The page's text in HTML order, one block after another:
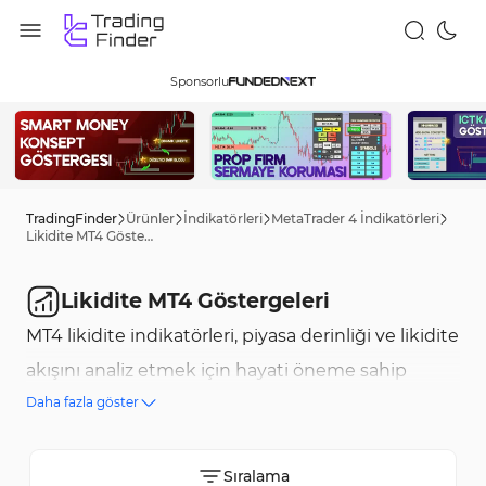
Sponsorlu
TradingFinder Ürünler İndikatörleri MetaTrader 4 İndikatörleri
Likidite MT4 Göstergeleri
Likidite MT4 Göstergeleri
MT4 likidite indikatörleri, piyasa derinliği ve likidite
akışını analiz etmek için hayati öneme sahip
araçlardır. Bu indikatörleri kullanarak, trader'lar
anlayabilir ve en uygun giriş ve çıkış noktalarını
Daha fazla göster
Sıralama